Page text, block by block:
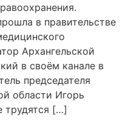
в правительстве
Архангельской
в своём канале в
председателя
области Игорь
трудятся […]